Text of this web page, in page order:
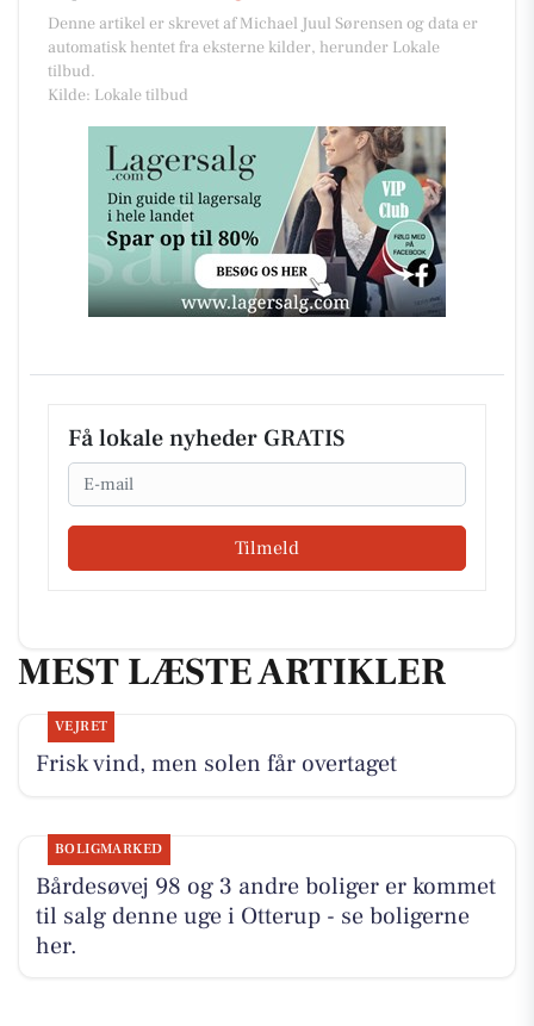
Denne artikel er skrevet af Michael Juul Sørensen og data er
automatisk hentet fra eksterne kilder, herunder Lokale
tilbud.
Kilde: Lokale tilbud
Få lokale nyheder GRATIS
Email
Tilmeld
MEST LÆSTE ARTIKLER
VEJRET
Frisk vind, men solen får overtaget
BOLIGMARKED
Bårdesøvej 98 og 3 andre boliger er kommet
til salg denne uge i Otterup - se boligerne
her.